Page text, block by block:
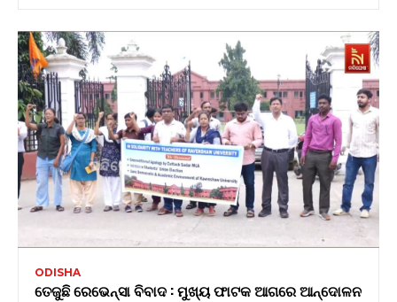
ODISHA
ତେଜୁଛି ରେଭେନ୍ସା ବିବାଦ : ମୁଖ୍ୟ ଫାଟକ ଆଗରେ ଆନ୍ଦୋଳନ